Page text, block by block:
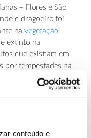
conteúdo e
– Flores e São
o dragoeiro foi
na vegetação
extinto na
que existiam em
por tempestades na
razão que levou a
na natureza.